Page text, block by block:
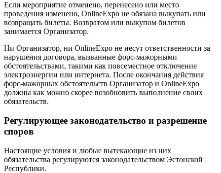
Если мероприятие отменено, перенесено или место
проведения изменено, OnlineExpo не обязана выкупать или
возвращать билеты. Возвратом или выкупом билетов
занимается Организатор.
Ни Организатор, ни OnlineExpo не несут ответственности за
нарушения договора, вызванные форс-мажорными
обстоятельствами, такими как повсеместное отключение
электроэнергии или интернета. После окончания действия
форс-мажорных обстоятельств Организатор и OnlineExpo
должны как можно скорее возобновить выполнение своих
обязательств.
Регулирующее законодательство и разрешение
споров
Настоящие условия и любые вытекающие из них
обязательства регулируются законодательством Эстонской
Республики.